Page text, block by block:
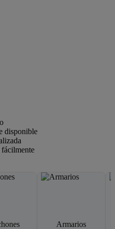
disponible
Armarios